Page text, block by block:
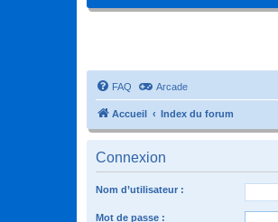
FAQ Arcade
Accueil Index du forum
Connexion
Nom d’utilisateur :
Mot de passe :